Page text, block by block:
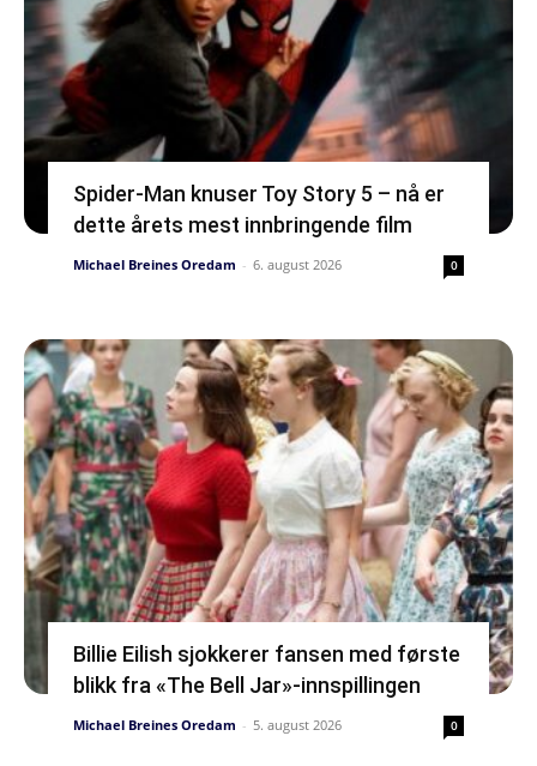
Spider-Man knuser Toy Story 5 – nå er
dette årets mest innbringende film
Michael Breines Oredam - 6. august 2026 0
Billie Eilish sjokkerer fansen med første
blikk fra «The Bell Jar»-innspillingen
Michael Breines Oredam - 5. august 2026 0